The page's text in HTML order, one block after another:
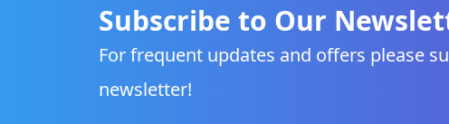
Subscribe to Our
For frequent updates and offers please
newsletter!